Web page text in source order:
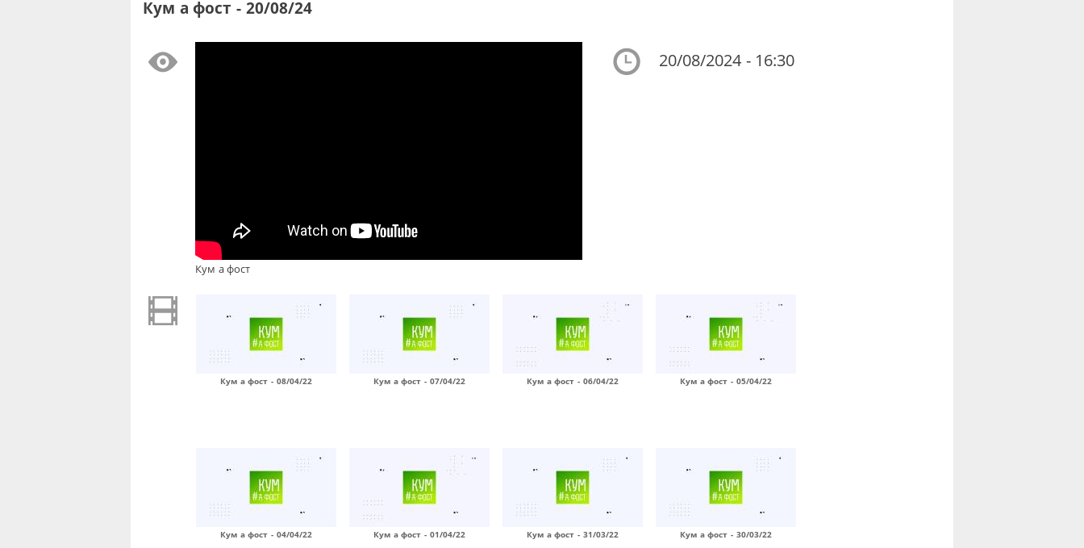
Кум а фост - 20/08/24
Кум а фост
20/08/2024 - 16:30
Кум а фост - 08/04/22 Кум а фост - 07/04/22 Кум а фост - 06/04/22 Кум а фост - 05/04/22
Кум а фост - 04/04/22 Кум а фост - 01/04/22 Кум а фост - 31/03/22 Кум а фост - 30/03/22